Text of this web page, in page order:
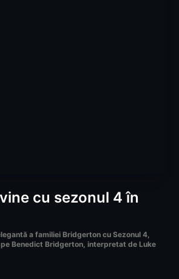
cu sezonul 4 în
a familiei Bridgerton cu Sezonul 4,
Benedict Bridgerton, interpretat de Luke